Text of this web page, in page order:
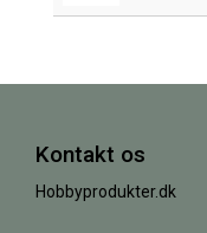
Kontakt os
Hobbyprodukter.dk